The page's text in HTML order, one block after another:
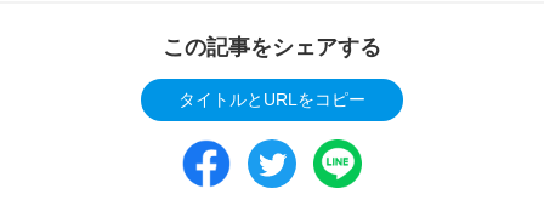
この記事をシェアする
タイトルとURLをコピー